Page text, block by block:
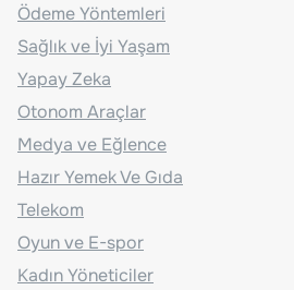
Ödeme Yöntemleri
Sağlık ve İyi Yaşam
Yapay Zeka
Otonom Araçlar
Medya ve Eğlence
Hazır Yemek Ve Gıda
Telekom
Oyun ve E-spor
Kadın Yöneticiler